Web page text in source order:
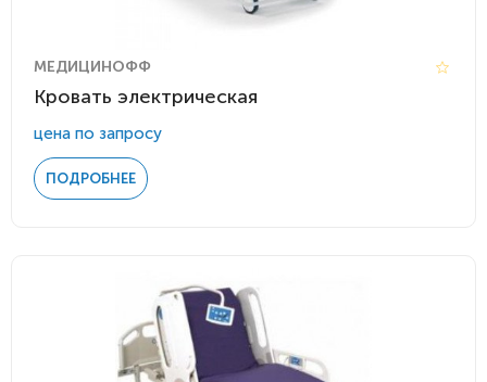
МЕДИЦИНОФФ
Кровать электрическая
цена по запросу
ПОДРОБНЕЕ